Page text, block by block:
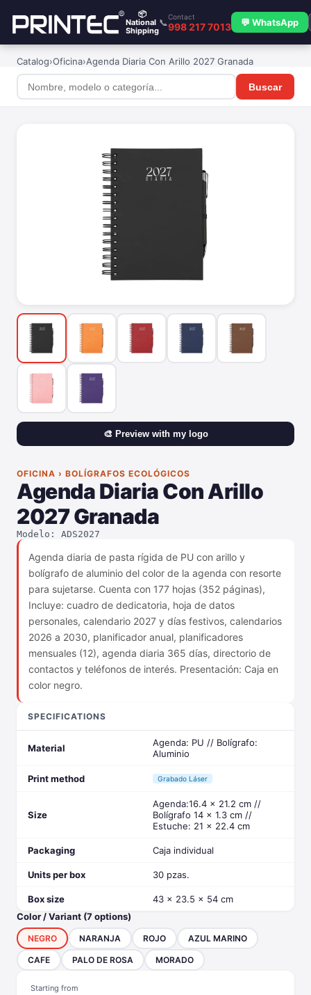
📦
National
Shipping
📞
Contact
998 217 7013 💬 WhatsApp
Catalog›Oficina›Agenda Diaria Con Arillo 2027 Granada
Buscar
🎨 Preview with my logo
OFICINA › BOLÍGRAFOS ECOLÓGICOS
Agenda Diaria Con Arillo
2027 Granada
Modelo: ADS2027
Agenda diaria de pasta rígida de PU con arillo y
bolígrafo de aluminio del color de la agenda con resorte
para sujetarse. Cuenta con 177 hojas (352 páginas),
Incluye: cuadro de dedicatoria, hoja de datos
personales, calendario 2027 y días festivos, calendarios
2026 a 2030, planificador anual, planificadores
mensuales (12), agenda diaria 365 días, directorio de
contactos y teléfonos de interés. Presentación: Caja en
color negro.
SPECIFICATIONS
Material
Agenda: PU // Bolígrafo:
Aluminio
Print method Grabado Láser
Size
Agenda:16.4 x 21.2 cm //
Bolígrafo 14 x 1.3 cm //
Estuche: 21 x 22.4 cm
Packaging Caja individual
Units per box 30 pzas.
Box size
43 x 23.5 x 54 cm
Color / Variant (7 options)
NEGRO NARANJA ROJO AZUL MARINO
CAFE PALO DE ROSA MORADO
Starting from